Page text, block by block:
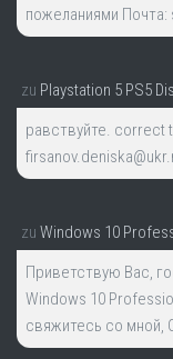
пожеланиями
zu Playstation 5 PS5
равствуйте. correct
zu Windows 10
Приветствую Вас,
Windows 10
свяжитесь со мной,